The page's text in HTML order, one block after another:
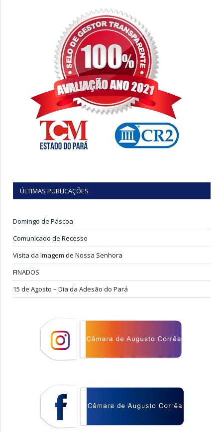
ÚLTIMAS PUBLICAÇÕES
Domingo de Páscoa
Comunicado de Recesso
Visita da Imagem de Nossa Senhora
FINADOS
15 de Agosto – Dia da Adesão do Pará